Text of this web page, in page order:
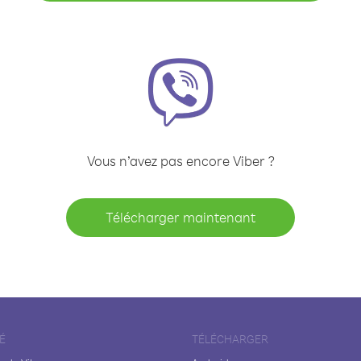
Vous n’avez pas encore Viber ?
Télécharger maintenant
TÉLÉCHARGER